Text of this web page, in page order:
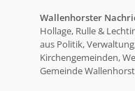
Wallenhorster
Hollage, Rulle &
aus Politik,
Kirchengemeinden,
Gemeinde